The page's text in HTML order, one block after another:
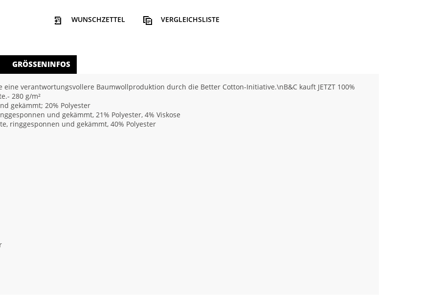
WUNSCHZETTEL VERGLEICHSLISTE
GRÖSSENINFOS
verantwortungsvollere Baumwollproduktion durch die Better Cotton-Initiative.\nB&C kauft JETZT 100%
280 g/m²
gekämmt; 20% Polyester
und gekämmt, 21% Polyester, 4% Viskose
ringgesponnen und gekämmt, 40% Polyester